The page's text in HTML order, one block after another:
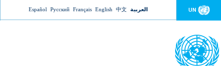
Jump to navigation UN العربية 中文
English
Français
Русский
Español